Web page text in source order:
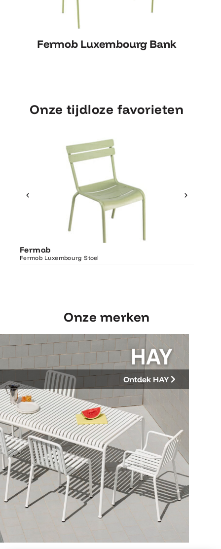
Fermob Luxembourg Bank
Fermob Luxembourg Bank
Onze tijdloze favorieten
Fermob
Fermob Luxembourg Stoel
Ontdek Fermob
Luxembourg Stoel
Onze merken
Ontdek HAY